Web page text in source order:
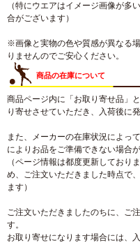
（特にウエアはイメージ画像が多
合がございます）
※画像と実物の色や質感が異なる
りませんのでご安心ください。
商品の在庫について
商品ページ内に「お取り寄せ品」
り寄せさせていただき、入荷後に
また、メーカーの在庫状況によっ
によりお品をご準備できない場合
（ページ情報は都度更新しており
め、ご注文いただきました時点で
ます）
ご注文いただきましたのちに、ご
す。
お取り寄せになります場合には、